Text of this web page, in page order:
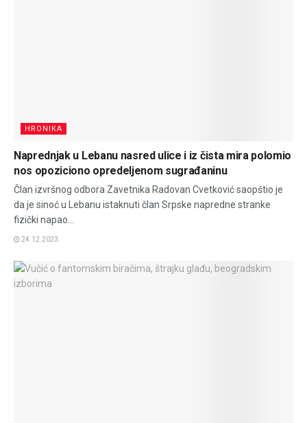
HRONIKA
Naprednjak u Lebanu nasred ulice i iz čista mira polomio
nos opoziciono opredeljenom sugrađaninu
Član izvršnog odbora Zavetnika Radovan Cvetković saopštio je
da je sinoć u Lebanu istaknuti član Srpske napredne stranke
fizički napao...
24.12.2023.